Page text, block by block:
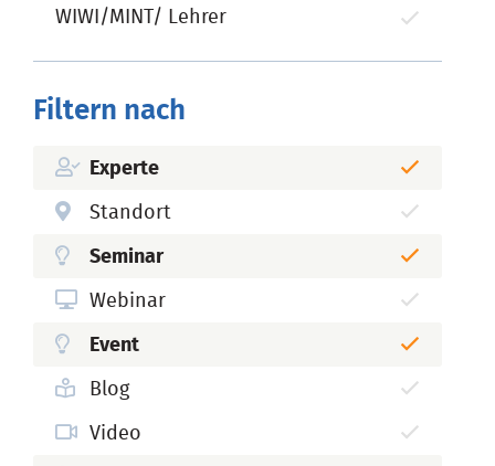
WIWI/MINT/ Lehrer
Filtern nach
Experte
Standort
Seminar
Webinar
Event
Blog
Video